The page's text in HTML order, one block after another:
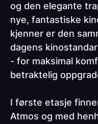
og den elegante
nye, fantastiske
kjenner er den
dagens
- for maksimal
betraktelig
I første etasje
Atmos og med